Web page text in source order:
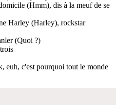
(Hmm), dis à la meuf de se
Harley (Harley), rockstar
(Quoi ?)
euh, c'est pourquoi tout le monde